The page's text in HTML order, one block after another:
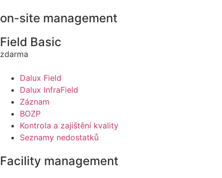
on-site management
Field Basic
zdarma
Dalux Field
Dalux InfraField
Záznam
BOZP
Kontrola a zajištění kvality
Seznamy nedostatků
Facility management